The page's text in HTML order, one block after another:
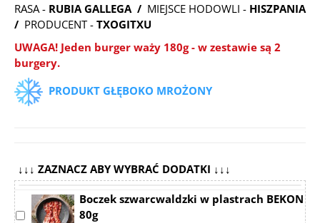
RASA - RUBIA GALLEGA / MIEJSCE HODOWLI - HISZPANIA
/ PRODUCENT - TXOGITXU
UWAGA! Jeden burger waży 180g- w zestawie są 2
burgery.
PRODUKT GŁĘBOKO MROŻONY
↓↓↓ ZAZNACZ ABY WYBRAĆ DODATKI ↓↓↓
Select
Boczek szwarcwaldzki w plastrach BEKON
80g